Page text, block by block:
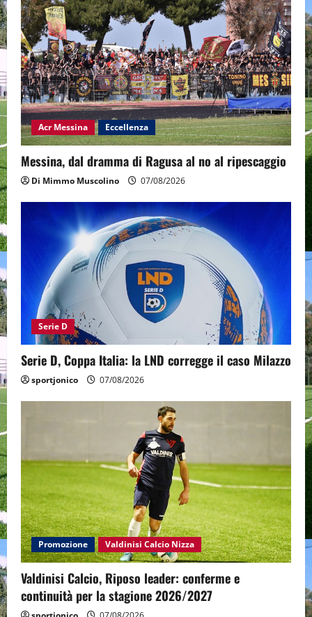
Acr Messina Eccellenza
Messina, dal dramma di Ragusa al no al ripescaggio
Di Mimmo Muscolino 07/08/2026
Serie D
Serie D, Coppa Italia: la LND corregge il caso Milazzo
sportjonico 07/08/2026
Promozione Valdinisi Calcio Nizza
Valdinisi Calcio, Riposo leader: conferme e
continuità per la stagione 2026/2027